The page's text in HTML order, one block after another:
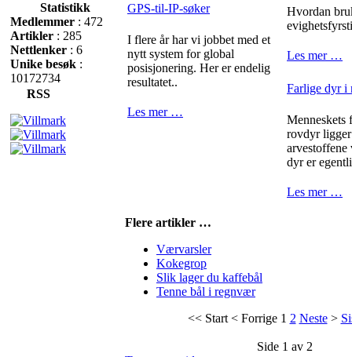
Statistikk
Medlemmer : 472
Artikler : 285
Nettlenker : 6
Unike besøk :
10172734
RSS
GPS-til-IP-søker
I flere år har vi jobbet med et
nytt system for global
posisjonering. Her er endelig
resultatet..
Les mer …
Hvordan
Les mer …
Farlige dyr i
Menneskets
rovdyr
arvestoffene
dyr er
Les mer …
Flere artikler …
Værvarsler
Kokegrop
Slik lager du kaffebål
Tenne bål i regnvær
<< Start< Forrige 1 2 Neste>
Side 1 av 2